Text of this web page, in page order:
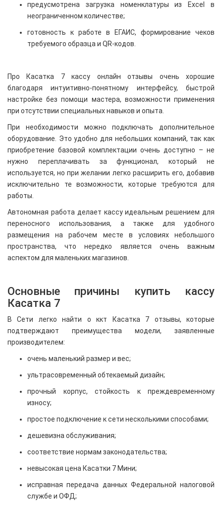
предусмотрена загрузка номенклатуры из Excel в
неограниченном количестве;
готовность к работе в ЕГАИС, формирование чеков
требуемого образца и QR-кодов.
Про Касатка 7 кассу онлайн отзывы очень хорошие
благодаря интуитивно-понятному интерфейсу, быстрой
настройке без помощи мастера, возможности применения
при отсутствии специальных навыков и опыта.
При необходимости можно подключать дополнительное
оборудование. Это удобно для небольших компаний, так как
приобретение базовой комплектации очень доступно – не
нужно переплачивать за функционал, который не
используется, но при желании легко расширить его, добавив
исключительно те возможности, которые требуются для
работы.
Автономная работа делает кассу идеальным решением для
переносного использования, а также для удобного
размещения на рабочем месте в условиях небольшого
пространства, что нередко является очень важным
аспектом для маленьких магазинов.
Основные причины купить кассу
Касатка 7
В Сети легко найти о ккт Касатка 7 отзывы, которые
подтверждают преимущества модели, заявленные
производителем:
очень маленький размер и вес;
ультрасовременный обтекаемый дизайн;
прочный корпус, стойкость к преждевременному
износу;
простое подключение к сети несколькими способами;
дешевизна обслуживания;
соответствие нормам законодательства;
невысокая цена Касатки 7 Мини;
исправная передача данных Федеральной налоговой
службе и ОФД;